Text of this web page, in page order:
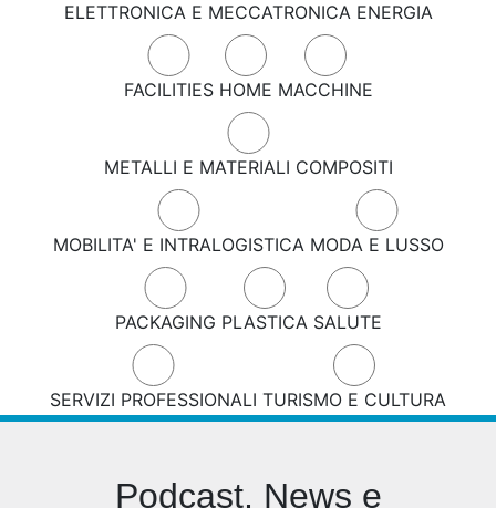
ELETTRONICA E MECCATRONICA ENERGIA
FACILITIES HOME MACCHINE
METALLI E MATERIALI COMPOSITI
MOBILITA' E INTRALOGISTICA MODA E LUSSO
PACKAGING PLASTICA SALUTE
SERVIZI PROFESSIONALI TURISMO E CULTURA
Podcast, News e